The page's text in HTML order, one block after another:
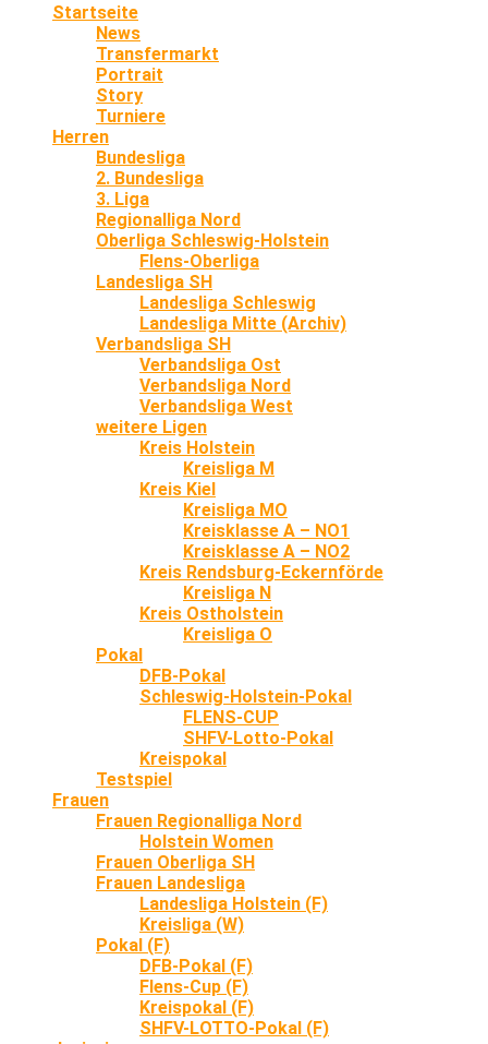
Startseite
News
Transfermarkt
Portrait
Story
Turniere
Herren
Bundesliga
2. Bundesliga
3. Liga
Regionalliga Nord
Oberliga Schleswig-Holstein
Flens-Oberliga
Landesliga SH
Landesliga Schleswig
Landesliga Mitte (Archiv)
Verbandsliga SH
Verbandsliga Ost
Verbandsliga Nord
Verbandsliga West
weitere Ligen
Kreis Holstein
Kreisliga M
Kreis Kiel
Kreisliga MO
Kreisklasse A – NO1
Kreisklasse A – NO2
Kreis Rendsburg-Eckernförde
Kreisliga N
Kreis Ostholstein
Kreisliga O
Pokal
DFB-Pokal
Schleswig-Holstein-Pokal
FLENS-CUP
SHFV-Lotto-Pokal
Kreispokal
Testspiel
Frauen
Frauen Regionalliga Nord
Holstein Women
Frauen Oberliga SH
Frauen Landesliga
Landesliga Holstein (F)
Kreisliga (W)
Pokal (F)
DFB-Pokal (F)
Flens-Cup (F)
Kreispokal (F)
SHFV-LOTTO-Pokal (F)